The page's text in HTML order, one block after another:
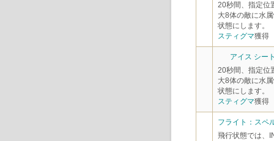
20秒間、指定位
大8体の敵に水
状態にします。
スティグマ獲得
アイス シー
20秒間、指定位
大8体の敵に水
状態にします。
スティグマ獲得
フライト：スペ
飛行状態では、